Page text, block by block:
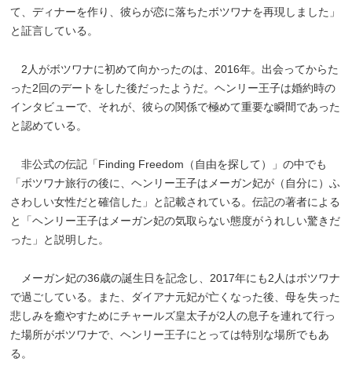
て、ディナーを作り、彼らが恋に落ちたボツワナを再現しました」
と証言している。
2人がボツワナに初めて向かったのは、2016年。出会ってからた
った2回のデートをした後だったようだ。ヘンリー王子は婚約時の
インタビューで、それが、彼らの関係で極めて重要な瞬間であった
と認めている。
非公式の伝記「Finding Freedom（自由を探して）」の中でも
「ボツワナ旅行の後に、ヘンリー王子はメーガン妃が（自分に）ふ
さわしい女性だと確信した」と記載されている。伝記の著者による
と「ヘンリー王子はメーガン妃の気取らない態度がうれしい驚きだ
った」と説明した。
メーガン妃の36歳の誕生日を記念し、2017年にも2人はボツワナ
で過ごしている。また、ダイアナ元妃が亡くなった後、母を失った
悲しみを癒やすためにチャールズ皇太子が2人の息子を連れて行っ
た場所がボツワナで、ヘンリー王子にとっては特別な場所でもあ
る。